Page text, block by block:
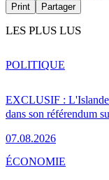
Print Partager
LES PLUS LUS
EXCLUSIF : L'Islande
dans son référendum
07.08.2026
POLITIQUE
ÉCONOMIE